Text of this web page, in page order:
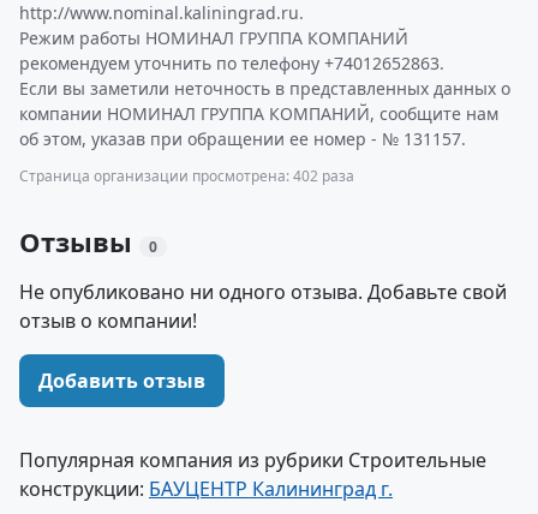
http://www.nominal.kaliningrad.ru.
Режим работы НОМИНАЛ ГРУППА КОМПАНИЙ
рекомендуем уточнить по телефону +74012652863.
Если вы заметили неточность в представленных данных о
компании НОМИНАЛ ГРУППА КОМПАНИЙ, сообщите нам
об этом, указав при обращении ее номер - № 131157.
Страница организации просмотрена: 402 раза
Отзывы 0
Не опубликовано ни одного отзыва. Добавьте свой
отзыв о компании!
Добавить отзыв
Популярная компания из рубрики Строительные
конструкции: БАУЦЕНТР Калининград г.